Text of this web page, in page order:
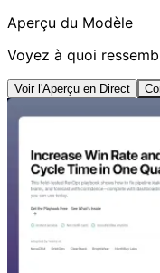
Aperçu du Modèle
Voyez à quoi
Voir l'Aperçu en Direct